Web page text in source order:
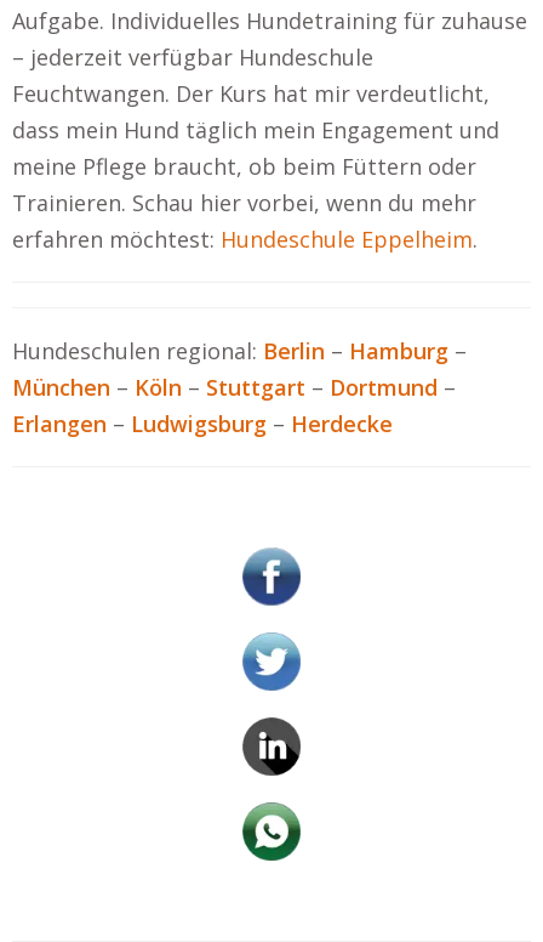
Aufgabe. Individuelles Hundetraining für zuhause
– jederzeit verfügbar Hundeschule
Feuchtwangen. Der Kurs hat mir verdeutlicht,
dass mein Hund täglich mein Engagement und
meine Pflege braucht, ob beim Füttern oder
Trainieren. Schau hier vorbei, wenn du mehr
erfahren möchtest: Hundeschule Eppelheim.
Hundeschulen regional: Berlin – Hamburg –
München – Köln – Stuttgart – Dortmund –
Erlangen – Ludwigsburg – Herdecke